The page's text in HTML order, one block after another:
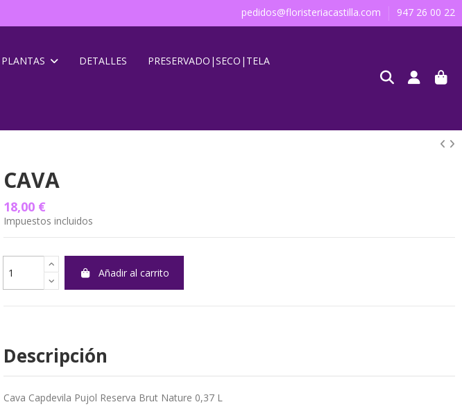
pedidos@floristeriacastilla.com 947 26 00 22
PLANTAS DETALLES PRESERVADO|SECO|TELA
CAVA
18,00 €
Impuestos incluidos
Añadir al carrito
Descripción
Cava Capdevila Pujol Reserva Brut Nature 0,37 L